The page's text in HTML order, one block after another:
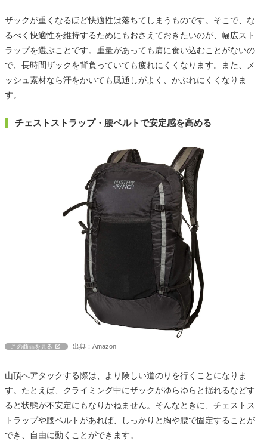
ザックが重くなるほど快適性は落ちてしまうものです。そこで、な
るべく快適性を維持するためにもおさえておきたいのが、幅広スト
ラップを選ぶことです。重量があっても肩に食い込むことがないの
で、長時間ザックを背負っていても疲れにくくなります。また、メ
ッシュ素材なら汗をかいても風通しがよく、かぶれにくくなりま
す。
チェストストラップ・腰ベルトで安定感を高める
この商品を見る 出典：Amazon
山頂へアタックする際は、より険しい道のりを行くことになりま
す。たとえば、クライミング中にザックがゆらゆらと揺れるなどす
ると状態が不安定にもなりかねません。そんなときに、チェストス
トラップや腰ベルトがあれば、しっかりと胸や腰で固定することが
でき、自由に動くことができます。